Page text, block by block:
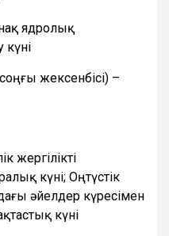
ядролық
жексенбісі) –
жергілікті
күні; Оңтүстік
әйелдер күресімен
күні